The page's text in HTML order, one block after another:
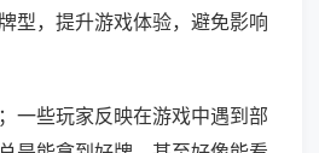
型，提升游戏体验，避免影响
一些玩家反映在游戏中遇到部